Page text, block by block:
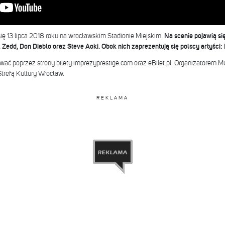
13 lipca 2018 roku na wrocławskim Stadionie Miejskim. Na scenie pojawią
Don Diablo oraz Steve Aoki. Obok nich zaprezentują się polscy
poprzez strony bilety.imprezyprestige.com oraz eBilet.pl. Organizatorem
Kultury Wrocław.
REKLAMA